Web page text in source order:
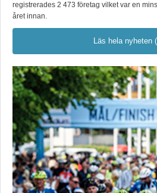
registrerades 2 473 företag vilket var en
året innan.
Läs hela nyheten